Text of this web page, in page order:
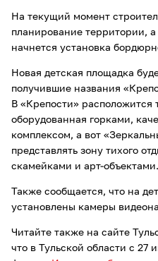
На текущий момент
планирование территории,
начнется установка
Новая детская площадка
получившие названия
В «Крепости» расположится
оборудованная горками,
комплексом, а вот
представлять зону тихого
скамейками и арт-объектами.
Также сообщается, что на
установлены камеры
Читайте также на сайте
что в Тульской области с 27